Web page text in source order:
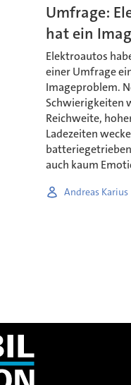
Umfrage:
hat ein
Elektroautos
einer Umfrage
Imageproblem.
Schwierigkeiten
Reichweite,
Ladezeiten
auch kaum
Andreas Karius